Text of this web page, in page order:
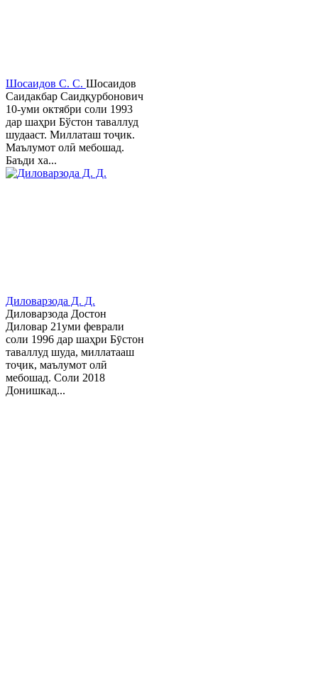
Шосаидов С. С. Шосаидов
Саидакбар Саидқурбонович
10-уми октябри соли 1993
дар шаҳри Бўстон таваллуд
шудааст. Миллаташ тоҷик.
Маълумот олӣ мебошад.
Баъди ха...
Диловарзода Д. Д.
Диловарзода Достон
Диловар 21уми феврали
соли 1996 дар шаҳри Бӯстон
таваллуд шуда, миллатааш
тоҷик, маълумот олӣ
мебошад. Соли 2018
Донишкад...